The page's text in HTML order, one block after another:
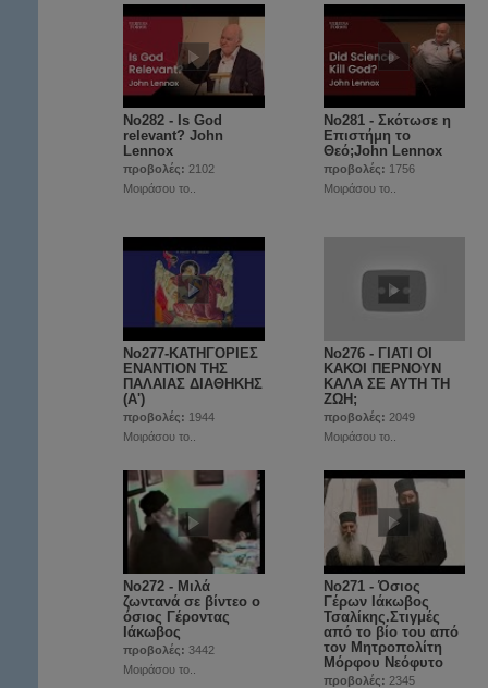
No282 - Is God
relevant? John
Lennox
προβολές: 2102
Μοιράσου το..
No281 - Σκότωσε η
Επιστήμη το
Θεό;John Lennox
προβολές: 1756
Μοιράσου το..
No277-ΚΑΤΗΓΟΡΙΕΣ
ΕΝΑΝΤΙΟΝ ΤΗΣ
ΠΑΛΑΙΑΣ ΔΙΑΘΗΚΗΣ
(Α')
προβολές: 1944
Μοιράσου το..
No276 - ΓΙΑΤΙ ΟΙ
ΚΑΚΟΙ ΠΕΡΝΟΥΝ
ΚΑΛΑ ΣΕ ΑΥΤΗ ΤΗ
ΖΩΗ;
προβολές: 2049
Μοιράσου το..
No272 - Μιλά
ζωντανά σε βίντεο ο
όσιος Γέροντας
Ιάκωβος
προβολές: 3442
Μοιράσου το..
No271 - Όσιος
Γέρων Ιάκωβος
Τσαλίκης.Στιγμές
από το βίο του από
τον Μητροπολίτη
Μόρφου Νεόφυτο
προβολές: 2345